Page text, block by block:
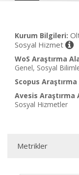
Kurum Bilgileri:
Sosyal Hizmet
WoS Araştırma
Genel, Sosyal
Scopus Araştırma
Avesis Araştırma
Sosyal Hizmetler
Metrikler